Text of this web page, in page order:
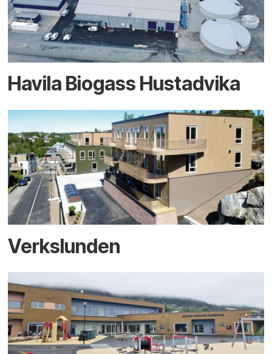
Havila Biogass Hustadvika
Verkslunden